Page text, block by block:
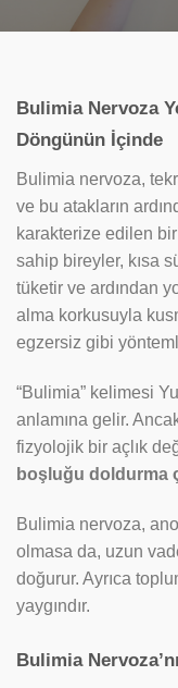
Bulimia Nervoza
Döngünün İçinde
Bulimia nervoza,
ve bu atakların
karakterize edilen
sahip bireyler, kısa
tüketir ve ardından
alma korkusuyla
egzersiz gibi
“Bulimia” kelimesi
anlamına gelir.
fizyolojik bir açlık
boşluğu doldurma
Bulimia nervoza,
olmasa da, uzun
doğurur. Ayrıca
yaygındır.
Bulimia